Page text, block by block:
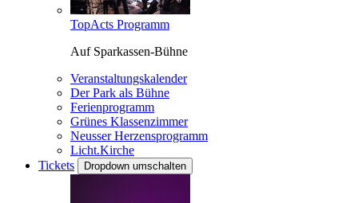
TopActs Programm
Auf Sparkassen-Bühne
Veranstaltungskalender
Der Park als Bühne
Ferienprogramm
Grünes Klassenzimmer
Neusser Herzensprogramm
Licht.Kirche
Tickets
Dropdown umschalten